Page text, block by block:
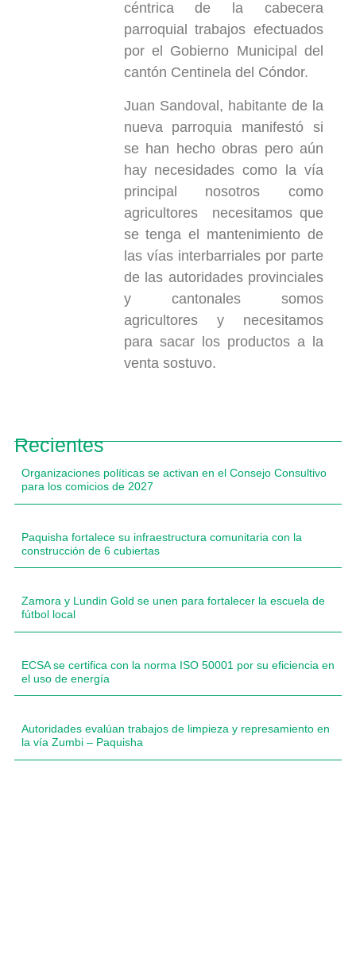
céntrica de la cabecera
parroquial trabajos efectuados
por el Gobierno Municipal del
cantón Centinela del Cóndor.
Juan Sandoval, habitante de la
nueva parroquia manifestó si
se han hecho obras pero aún
hay necesidades como la vía
principal nosotros como
agricultores necesitamos que
se tenga el mantenimiento de
las vías interbarriales por parte
de las autoridades provinciales
y cantonales somos
agricultores y necesitamos
para sacar los productos a la
venta sostuvo.
Recientes
Organizaciones políticas se activan en el Consejo Consultivo
para los comicios de 2027
Paquisha fortalece su infraestructura comunitaria con la
construcción de 6 cubiertas
Zamora y Lundin Gold se unen para fortalecer la escuela de
fútbol local
ECSA se certifica con la norma ISO 50001 por su eficiencia en
el uso de energía
Autoridades evalúan trabajos de limpieza y represamiento en
la vía Zumbi – Paquisha